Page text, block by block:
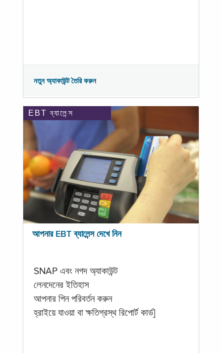
নতুন অ্যাকাউন্ট তৈরি করুন
EBT ব্যালেন্স
আপনার EBT ব্যালেন্স দেখে নিন
SNAP এবং নগদ অ্যাকাউন্ট
লেনদেনের ইতিহাস
আপনার পিন পরিবর্তন করুন
হ্রাইয়ে যাওয়া বা ক্ষতিগ্রস্থ রিপোর্ট কার্ড]